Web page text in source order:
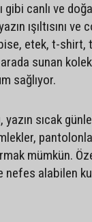
canlı ve
ışıltısını
etek, t-shirt,
arada sunan
sağlıyor.
sıcak
mümkün.
nefes alabilen